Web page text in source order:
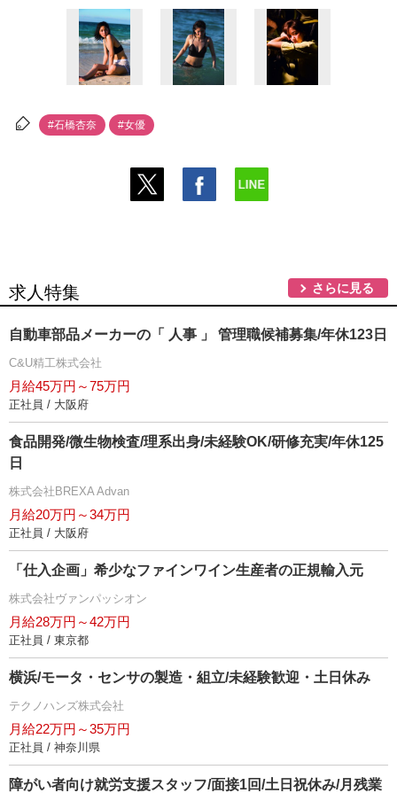
#石橋杏奈 #女優
求人特集 さらに見る
自動車部品メーカーの「 人事 」 管理職候補募集/年休123日
C&U精工株式会社
月給45万円～75万円
正社員 / 大阪府
食品開発/微生物検査/理系出身/未経験OK/研修充実/年休125
日
株式会社BREXA Advan
月給20万円～34万円
正社員 / 大阪府
「仕入企画」希少なファインワイン生産者の正規輸入元
株式会社ヴァンパッシオン
月給28万円～42万円
正社員 / 東京都
横浜/モータ・センサの製造・組立/未経験歓迎・土日休み
テクノハンズ株式会社
月給22万円～35万円
正社員 / 神奈川県
障がい者向け就労支援スタッフ/面接1回/土日祝休み/月残業